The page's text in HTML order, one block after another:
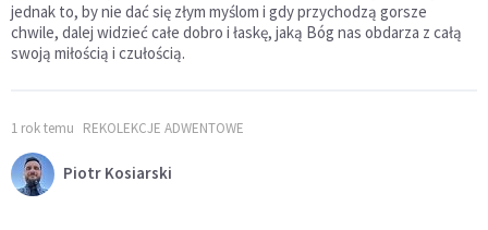
jednak to, by nie dać się złym myślom i gdy przychodzą gorsze
chwile, dalej widzieć całe dobro i łaskę, jaką Bóg nas obdarza z całą
swoją miłością i czułością.
1 rok temu REKOLEKCJE ADWENTOWE
Piotr Kosiarski